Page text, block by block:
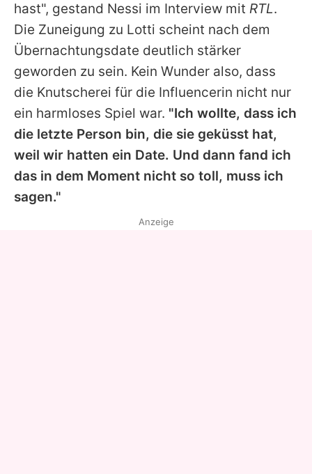
hast", gestand Nessi im Interview mit RTL.
Die Zuneigung zu Lotti scheint nach dem
Übernachtungsdate deutlich stärker
geworden zu sein. Kein Wunder also, dass
die Knutscherei für die Influencerin nicht nur
ein harmloses Spiel war. "Ich wollte, dass ich
die letzte Person bin, die sie geküsst hat,
weil wir hatten ein Date. Und dann fand ich
das in dem Moment nicht so toll, muss ich
sagen."
Anzeige